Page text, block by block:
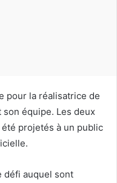
pour la réalisatrice de
son équipe. Les deux
projetés à un public
défi auquel sont